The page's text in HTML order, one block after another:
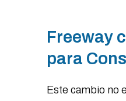
Freeway
para
Este cambio no